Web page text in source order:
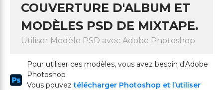
COUVERTURE D'ALBUM ET
MODÈLES PSD DE MIXTAPE.
Utiliser Modèle PSD avec Adobe Photoshop
Pour utiliser ces modèles, vous avez besoin d'Adobe
Photoshop
Vous pouveztélécharger Photoshop et l’utiliser